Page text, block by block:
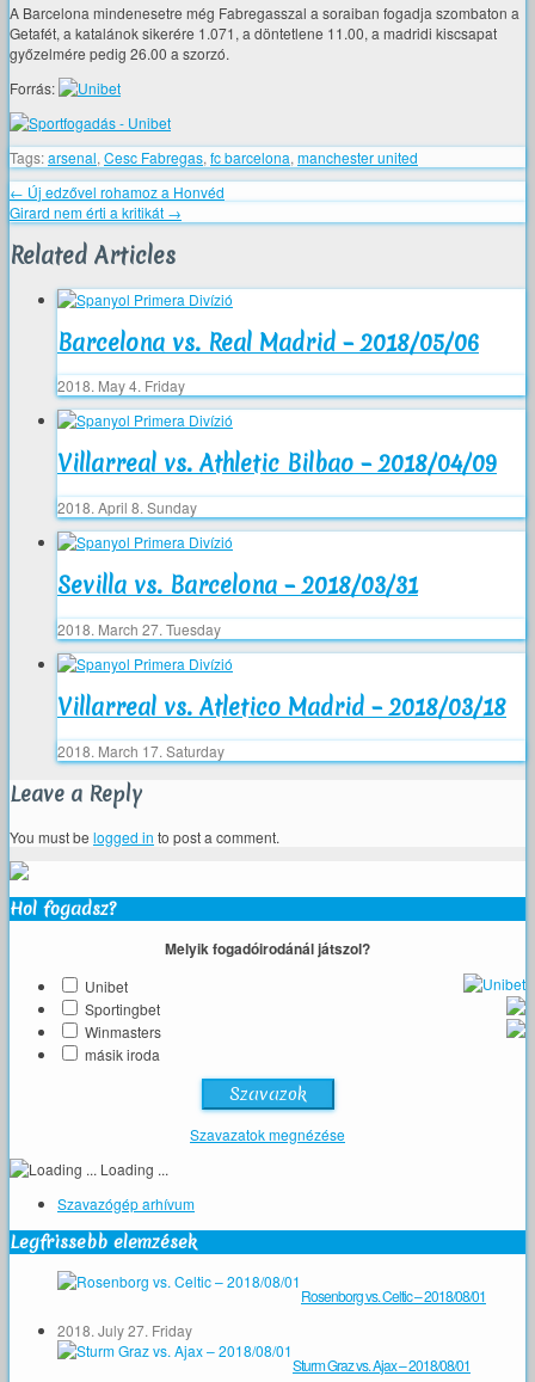
A Barcelona mindenesetre még Fabregasszal a soraiban fogadja szombaton a
Getafét, a katalánok sikerére 1.071, a döntetlene 11.00, a madridi kiscsapat
győzelmére pedig 26.00 a szorzó.
Forrás:
Tags:arsenal, Cesc Fabregas, fc barcelona, manchester united
← Új edzővel rohamoz a Honvéd
Girard nem érti a kritikát →
Related Articles
Barcelona vs. Real Madrid – 2018/05/06
2018. May 4. Friday
Villarreal vs. Athletic Bilbao – 2018/04/09
2018. April 8. Sunday
Sevilla vs. Barcelona – 2018/03/31
2018. March 27. Tuesday
Villarreal vs. Atletico Madrid – 2018/03/18
2018. March 17. Saturday
Leave a Reply
You must be logged in to post a comment.
Hol fogadsz?
Melyik fogadóirodánál játszol?
Unibet
Sportingbet
Winmasters
másik iroda
Szavazatok megnézése
Loading ...
Szavazógép arhívum
Legfrissebb elemzések
Rosenborg vs. Celtic – 2018/08/01
2018. July 27. Friday
Sturm Graz vs. Ajax – 2018/08/01